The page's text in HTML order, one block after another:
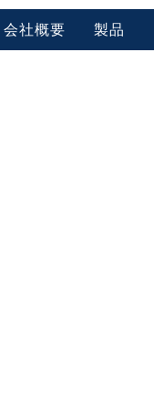
会社概要 製品